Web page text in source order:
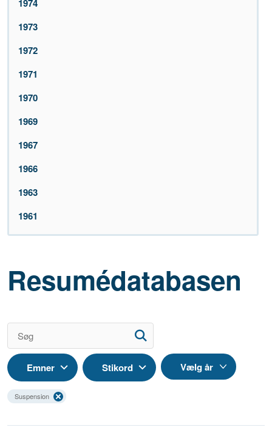
1974
1973
1972
1971
1970
1969
1967
1966
1963
1961
Resumédatabasen
Emner Stikord
Suspension